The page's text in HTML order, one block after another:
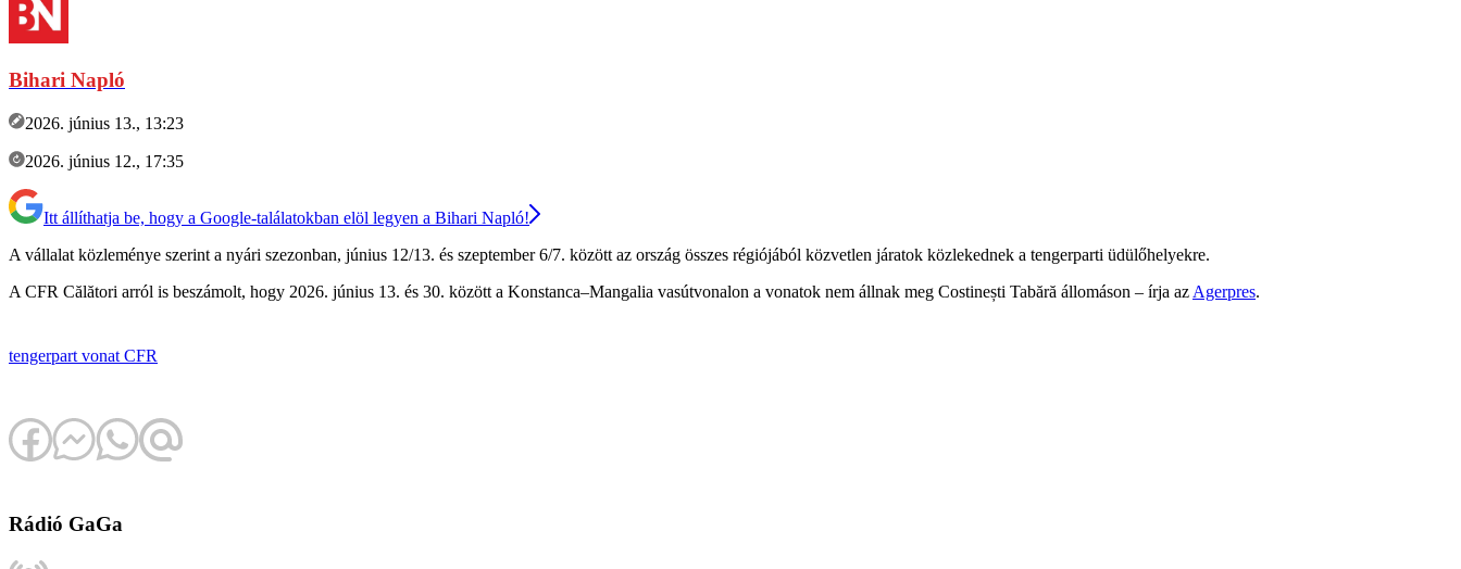
Bihari Napló
2026. június 13., 13:23
2026. június 12., 17:35
Itt állíthatja be, hogy a Google-találatokban elöl legyen a Bihari Napló!
A vállalat közleménye szerint a nyári szezonban, június 12/13. és szeptember 6/7. között az ország összes régiójából közvetlen járatok közlekednek a tengerparti üdülőhelyekre.
A CFR Călători arról is beszámolt, hogy 2026. június 13. és 30. között a Konstanca–Mangalia vasútvonalon a vonatok nem állnak meg Costinești Tabără állomáson – írja az Agerpres.
tengerpart vonat CFR
Rádió GaGa